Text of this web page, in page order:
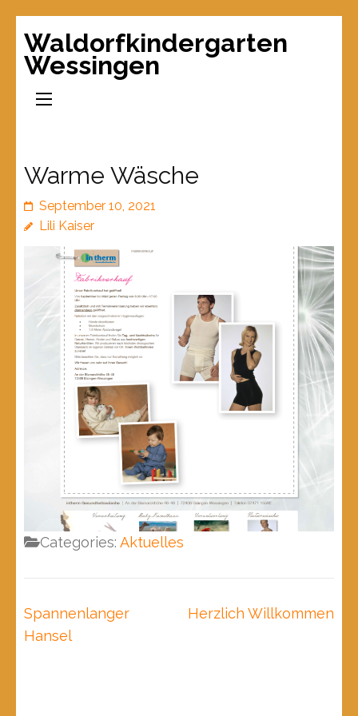
Waldorfkindergarten
Wessingen
Warme Wäsche
September 10, 2021
Lili Kaiser
Categories:Aktuelles
Beitragsnavigation
Spannenlanger
Hansel
Herzlich Willkommen